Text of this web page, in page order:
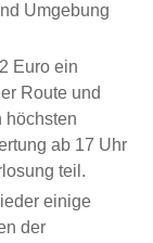
Umgebung
Euro ein
Route und
höchsten
ab 17 Uhr
teil.
einige
der